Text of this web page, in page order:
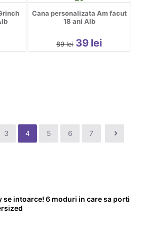
Cana personalizata Am facut
18 ani Alb
89 lei 39 lei
3 4 5 6 7
se intoarce! 6 moduri in care sa porti